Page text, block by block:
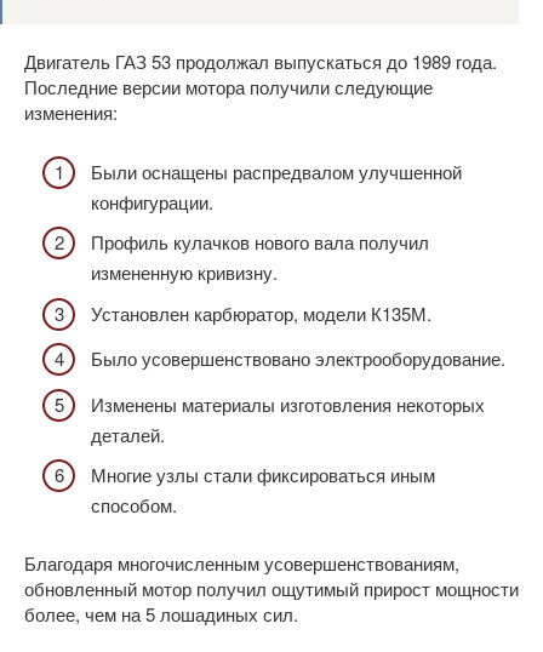
Двигатель ГАЗ 53 продолжал выпускаться до 1989 года.
Последние версии мотора получили следующие
изменения:
Были оснащены распредвалом улучшенной
конфигурации.
Профиль кулачков нового вала получил
измененную кривизну.
Установлен карбюратор, модели К135М.
Было усовершенствовано электрооборудование.
Изменены материалы изготовления некоторых
деталей.
Многие узлы стали фиксироваться иным
способом.
Благодаря многочисленным усовершенствованиям,
обновленный мотор получил ощутимый прирост мощности
более, чем на 5 лошадиных сил.